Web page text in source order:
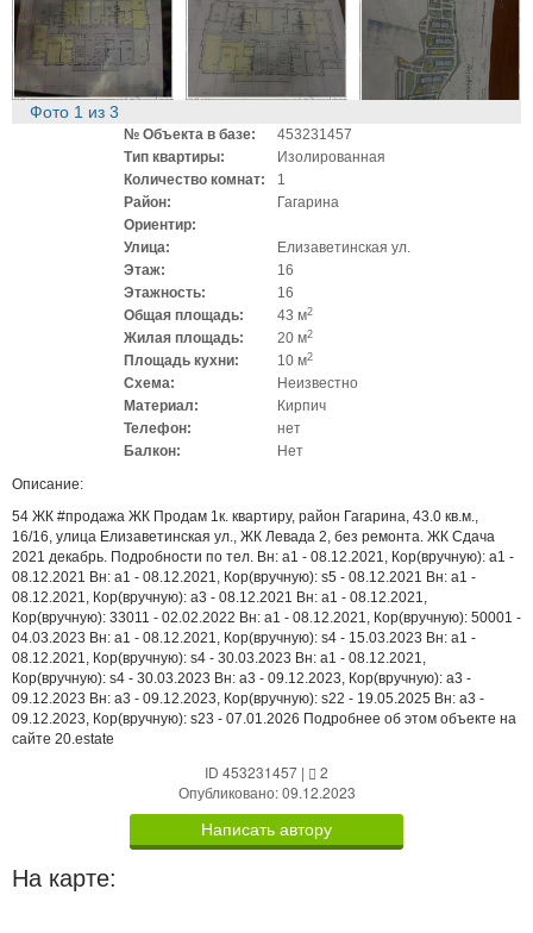
Фото 1 из 3
№ Объекта в базе:
453231457
Тип квартиры:
Изолированная
Количество комнат:
1
Район:
Гагарина
Ориентир:
Улица:
Елизаветинская ул.
Этаж:
16
Этажность:
16
Общая площадь:
43 м2
Жилая площадь: 20 м2
Площадь кухни: 10 м2
Схема:
Неизвестно
Материал:
Кирпич
Телефон:
нет
Балкон:
Нет
Описание:
54 ЖК #продажа ЖК Продам 1к. квартиру, район Гагарина, 43.0 кв.м.,
16/16, улица Елизаветинская ул., ЖК Левада 2, без ремонта. ЖК Сдача
2021 декабрь. Подробности по тел. Вн: a1 - 08.12.2021, Кор(вручную): a1 -
08.12.2021 Вн: a1 - 08.12.2021, Кор(вручную): s5 - 08.12.2021 Вн: a1 -
08.12.2021, Кор(вручную): a3 - 08.12.2021 Вн: a1 - 08.12.2021,
Кор(вручную): 33011 - 02.02.2022 Вн: a1 - 08.12.2021, Кор(вручную): 50001 -
04.03.2023 Вн: a1 - 08.12.2021, Кор(вручную): s4 - 15.03.2023 Вн: a1 -
08.12.2021, Кор(вручную): s4 - 30.03.2023 Вн: a1 - 08.12.2021,
Кор(вручную): s4 - 30.03.2023 Вн: a3 - 09.12.2023, Кор(вручную): a3 -
09.12.2023 Вн: a3 - 09.12.2023, Кор(вручную): s22 - 19.05.2025 Вн: a3 -
09.12.2023, Кор(вручную): s23 - 07.01.2026 Подробнее об этом объекте на
сайте 20.estate
ID 453231457 |
2
Опубликовано: 09.12.2023
Написать автору
На карте: